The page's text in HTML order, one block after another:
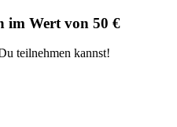
im Wert von 50 €
teilnehmen kannst!